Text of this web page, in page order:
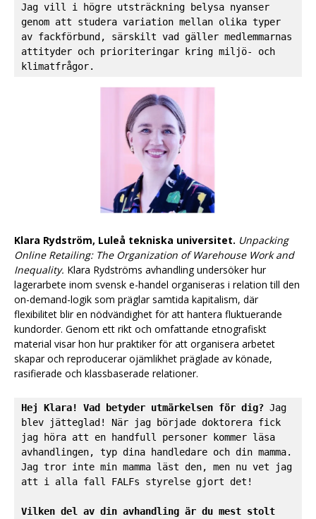
Jag vill i högre utsträckning belysa nyanser
genom att studera variation mellan olika typer
av fackförbund, särskilt vad gäller medlemmarnas
attityder och prioriteringar kring miljö- och
klimatfrågor.
Klara Rydström, Luleå tekniska universitet. Unpacking
Online Retailing: The Organization of Warehouse Work and
Inequality. Klara Rydströms avhandling undersöker hur
lagerarbete inom svensk e-handel organiseras i relation till den
on-demand-logik som präglar samtida kapitalism, där
flexibilitet blir en nödvändighet för att hantera fluktuerande
kundorder. Genom ett rikt och omfattande etnografiskt
material visar hon hur praktiker för att organisera arbetet
skapar och reproducerar ojämlikhet präglade av könade,
rasifierade och klassbaserade relationer.
Hej Klara! Vad betyder utmärkelsen för dig? Jag
blev jätteglad! När jag började doktorera fick
jag höra att en handfull personer kommer läsa
avhandlingen, typ dina handledare och din mamma.
Jag tror inte min mamma läst den, men nu vet jag
att i alla fall FALFs styrelse gjort det!
Vilken del av din avhandling är du mest stolt